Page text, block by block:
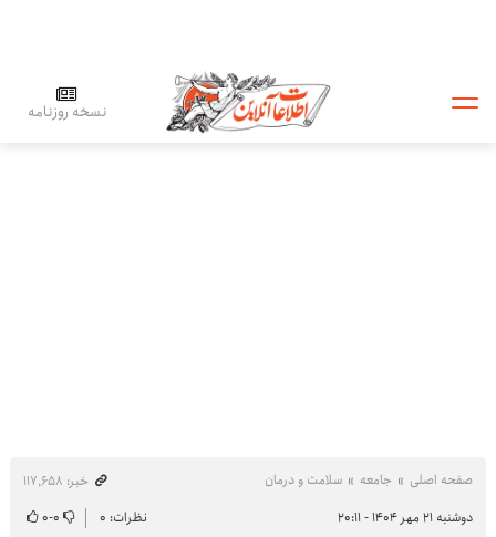
نسخه روزنامه
صفحه اصلی جامعه سلامت و درمان
خبر: ۱۱۷٬۶۵۸
دوشنبه ۲۱ مهر ۱۴۰۴ - ۲۰:۱۱
نظرات: ۰ ۰-۰